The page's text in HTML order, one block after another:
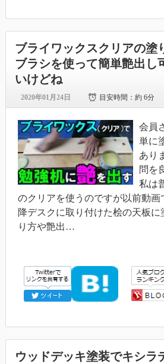
ブライワックスクリアの塗
ブラシを使って簡単艶出し
いけどね
2020年01月24日 目安時間：約 6分
会員
単に
あり
問を
私は
のクリアを使うのですが以前動画
降デスクに取り付けた桧の天板に
り方や艶出…
ウッドデッキ塗装でキシラ